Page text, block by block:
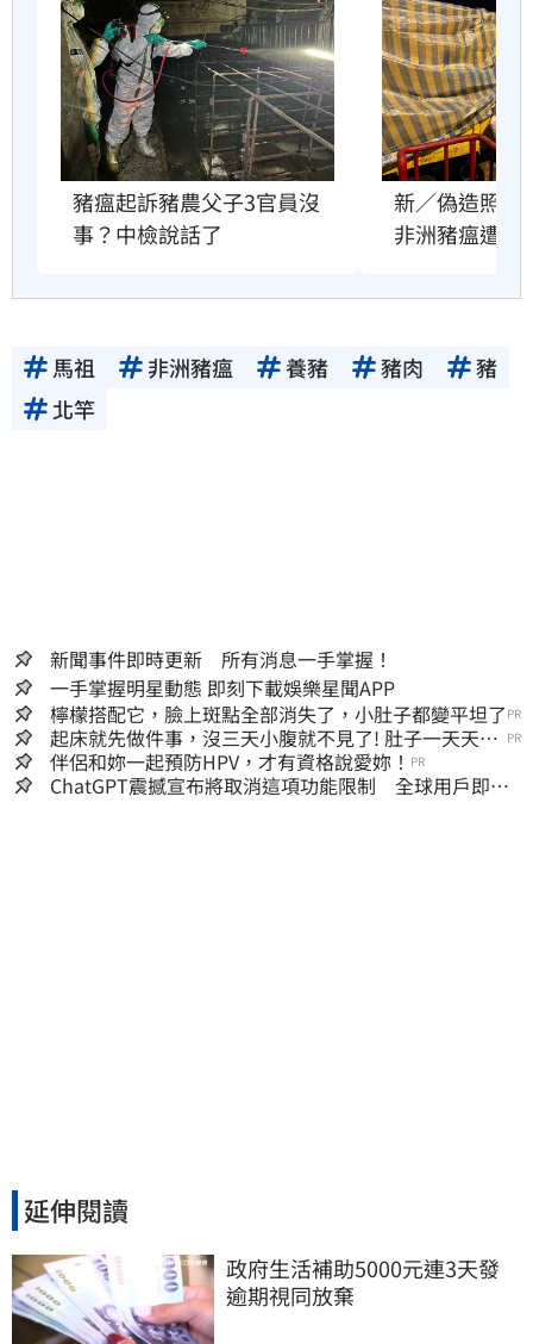
豬瘟起訴豬農父子3官員沒
事？中檢說話了
新／偽造照片
非洲豬瘟遭起
馬祖 非洲豬瘟 養豬 豬肉
豬
北竿
新聞事件即時更新 所有消息一手掌握！
一手掌握明星動態 即刻下載娛樂星聞APP
檸檬搭配它，臉上斑點全部消失了，小肚子都變平坦了 PR
起床就先做件事，沒三天小腹就不見了! 肚子一天天變
小！
PR
伴侶和妳一起預防HPV，才有資格說愛妳！ PR
ChatGPT震撼宣布將取消這項功能限制 全球用戶即刻
延伸閱讀
政府生活補助5000元連3天發
逾期視同放棄